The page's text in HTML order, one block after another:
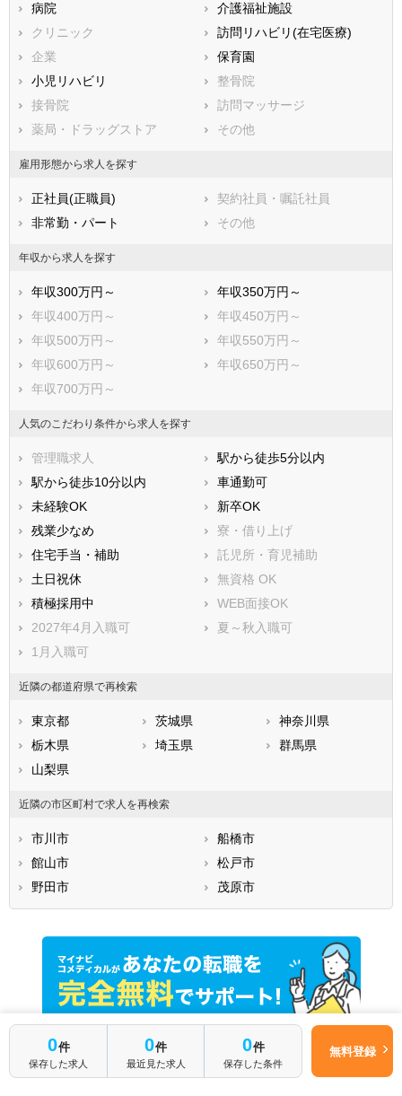
0件
保存した求人
0件
最近見た求人
0件
保存した条件
無料登録
習志野市
柏市
勝浦市
市原市
流山市
八千代市
我孫子市
鴨川市
鎌ケ谷市
君津市
富津市
浦安市
四街道市
白井市
富里市
南房総市
匝瑳市
香取市
印旛郡酒々井町
印旛郡栄町
香取郡神崎町
香取郡多古町
香取郡東庄町
山武郡九十九里町
山武郡芝山町
山武郡横芝光町
長生郡一宮町
長生郡長生村
長生郡長柄町
長生郡長南町
夷隅郡大多喜町
夷隅郡御宿町
安房郡鋸南町
病院
介護福祉施設
クリニック
訪問リハビリ(在宅医療)
企業
保育園
小児リハビリ
整骨院
接骨院
訪問マッサージ
薬局・ドラッグストア
その他
雇用形態から求人を探す
正社員(正職員)
契約社員・嘱託社員
非常勤・パート
その他
年収から求人を探す
年収300万円～
年収350万円～
年収400万円～
年収450万円～
年収500万円～
年収550万円～
年収600万円～
年収650万円～
年収700万円～
人気のこだわり条件から求人を探す
管理職求人
駅から徒歩5分以内
駅から徒歩10分以内
車通勤可
未経験OK
新卒OK
残業少なめ
寮・借り上げ
住宅手当・補助
託児所・育児補助
土日祝休
無資格 OK
積極採用中
WEB面接OK
2027年4月入職可
夏～秋入職可
1月入職可
近隣の都道府県で再検索
東京都 茨城県
神奈川県
栃木県
埼玉県
群馬県
山梨県
近隣の市区町村で求人を再検索
市川市
船橋市
館山市
松戸市
野田市
茂原市